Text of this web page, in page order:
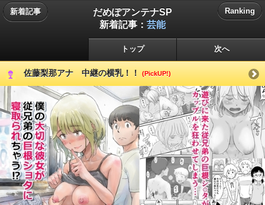
新着記事
だめぽアンテナSP
新着記事： 芸能
Ranking
トップ 次へ
佐藤梨那アナ 中継の横乳！！ (PickUP!)